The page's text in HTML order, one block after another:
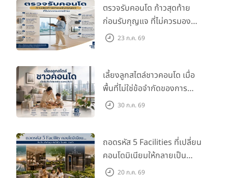
ตรวจรับคอนโด ก้าวสุดท้าย
ก่อนรับกุญแจ ที่ไม่ควรมอง
ข้าม 23 ก.ค. 69
เลี้ยงลูกสไตล์ชาวคอนโด เมื่อ
พื้นที่ไม่ใช่ข้อจำกัดของการ
เติบโต30 ก.ค. 69
ถอดรหัส 5 Facilities ที่เปลี่ยน
คอนโดมิเนียมให้กลายเป็น
‘โอเอซิส’ ส่วนตัวกลางเมือง
20 ก.ค. 69